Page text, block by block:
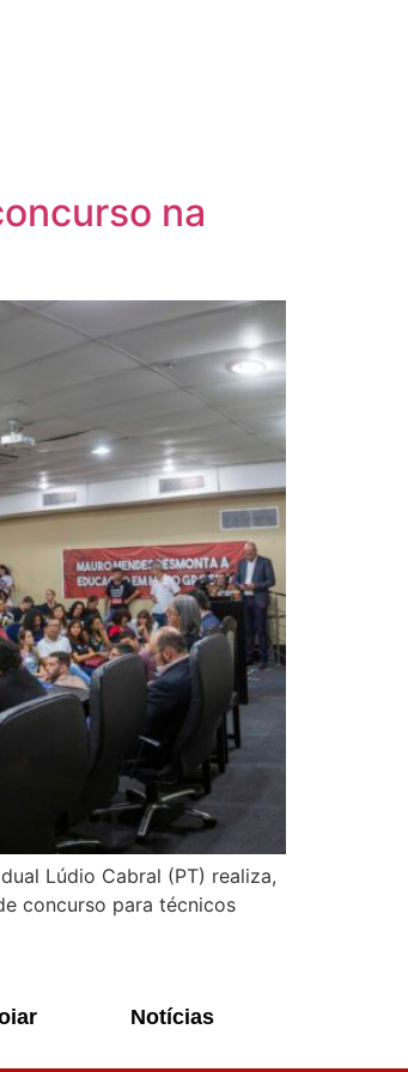
na
Lúdio Cabral (PT) realiza,
concurso para técnicos
Notícias